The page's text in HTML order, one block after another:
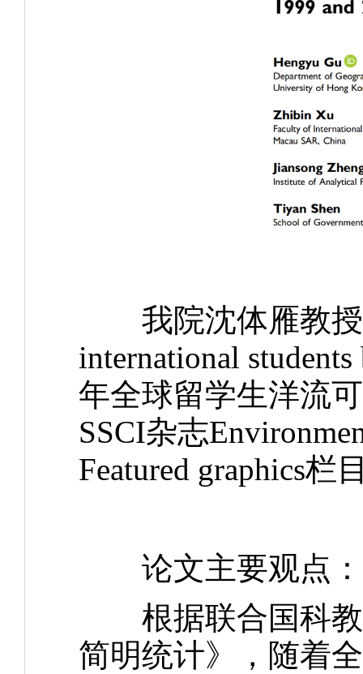
我院沈体雁教授
international
年全球留学生洋流
SSCI杂志
Featured graphics
论文主要观点：
根据联合国科教
简明统计》，随着